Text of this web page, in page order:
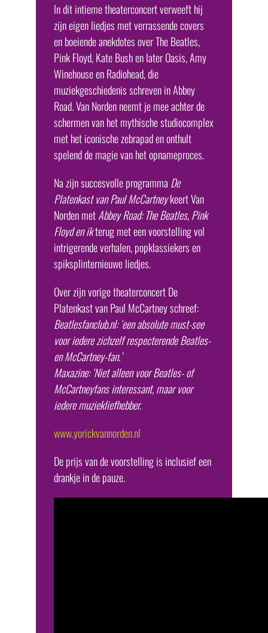
In dit intieme theaterconcert verweeft hij
zijn eigen liedjes met verrassende covers
en boeiende anekdotes over The Beatles,
Pink Floyd, Kate Bush en later Oasis, Amy
Winehouse en Radiohead, die
muziekgeschiedenis schreven in Abbey
Road. Van Norden neemt je mee achter de
schermen van het mythische studiocomplex
met het iconische zebrapad en onthult
spelend de magie van het opnameproces.
Na zijn succesvolle programma De
Platenkast van Paul McCartneykeert Van
Norden metAbbey Road: The Beatles, Pink
Floyd en ikterug met een voorstelling vol
intrigerende verhalen, popklassiekers en
spiksplinternieuwe liedjes.
Over zijn vorige theaterconcert De
Platenkast van Paul McCartney schreef:
Beatlesfanclub.nl: ‘een absolute must-see
voor iedere zichzelf respecterende Beatles-
en McCartney-fan.’
Maxazine: ‘Niet alleen voor Beatles- of
McCartneyfans interessant, maar voor
iedere muziekliefhebber.
www.yorickvannorden.nl
De prijs van de voorstelling is inclusief een
drankje in de pauze.